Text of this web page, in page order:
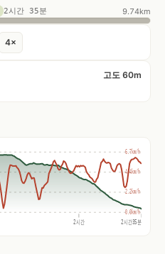
2시간 35분 9.74km
4×
고도 60m
2시간 2시간35분
6.7km/h
4.4km/h
2.2km/h
0.0km/h